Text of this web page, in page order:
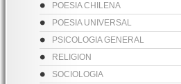
POESIA CHILENA
POESIA UNIVERSAL
PSICOLOGIA GENERAL
RELIGION
SOCIOLOGIA